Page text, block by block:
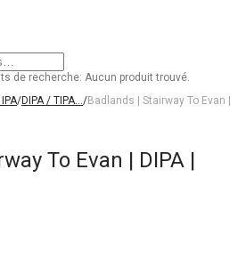
de recherche: Aucun produit trouvé.
/DIPA / TIPA…/Badlands | Stairway To Evan |
To Evan | DIPA |